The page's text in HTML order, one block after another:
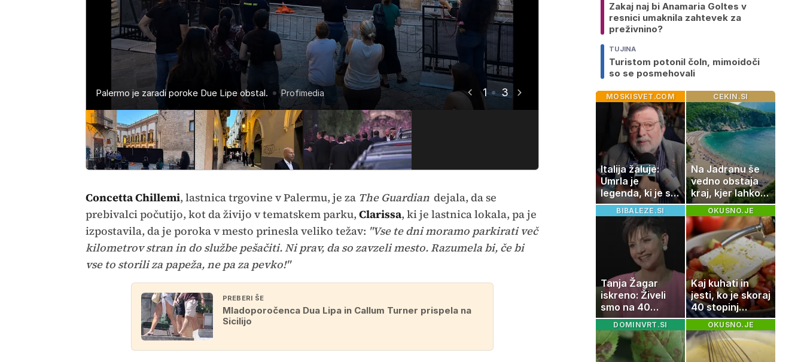
1 3
Palermo je zaradi poroke Due Lipe obstal. Profimedia
Palermo je zaradi poroke Due Lipe obstal. Profimedia
Palermo je zaradi poroke Due Lipe obstal. Profimedia
Concetta Chillemi, lastnica trgovine v Palermu, je za The Guardian dejala, da se
prebivalci počutijo, kot da živijo v tematskem parku, Clarissa, ki je lastnica lokala, pa je
izpostavila, da je poroka v mesto prinesla veliko težav: "Vse te dni moramo parkirati več
kilometrov stran in do službe pešačiti. Ni prav, da so zavzeli mesto. Razumela bi, če bi
vse to storili za papeža, ne pa za pevko!"
PREBERI ŠE
Mladoporočenca Dua Lipa in Callum Turner prispela na
Sicilijo
Zakaj naj bi Anamaria Goltes v
resnici umaknila zahtevek za
preživnino?
TUJINA
Turistom potonil čoln, mimoidoči
so se posmehovali
MOSKISVET.COM
Italija žaluje:
Umrla je
legenda, ki je s
svojimi pesmimi
zaznamovala
Italijo
CEKIN.SI
Na Jadranu še
vedno obstaja
kraj, kjer lahko
dopustujete
poceni:
nastanitev že od
10 evrov, kosilo
za pet evrov
BIBALEZE.SI
Tanja Žagar
iskreno: Živeli
smo na 40
kvadratih, a
imela sem vse,
kar otrok
potrebuje
OKUSNO.JE
Kaj kuhati in
jesti, ko je skoraj
40 stopinj
Celzija: 5 kosil
brez prižiganja
pečice
DOMINVRT.SI OKUSNO.JE